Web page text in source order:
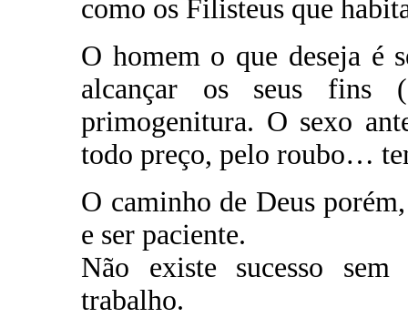
como os Filisteus que
O homem o que deseja é
alcançar os seus fins
primogenitura. O sexo
todo preço, pelo roubo…
O caminho de Deus
e ser paciente.
Não existe sucesso
trabalho.